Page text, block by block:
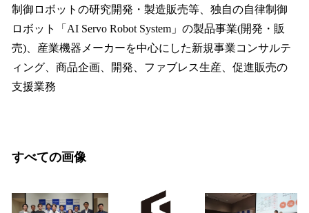
制御ロボットの研究開発・製造販売等、独自の自律制御
ロボット「AI Servo Robot System」の製品事業(開発・販
売)、産業機器メーカーを中心にした新規事業コンサルテ
ィング、商品企画、開発、ファブレス生産、促進販売の
支援業務
すべての画像